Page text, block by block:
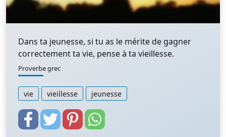
Dans ta jeunesse, si tu as le mérite de gagner
correctement ta vie, pense à ta vieillesse.
Proverbe grec
vie vieillesse jeunesse